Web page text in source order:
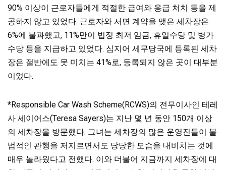
90% 이상이 근로자들에게 적절한 급여와 응급 처치 등을 제
공하지 않고 있었다. 근로자와 서면 계약을 맺은 세차장은
6%에 불과했고, 11%만이 법정 최저 임금, 휴일수당 및 병가
수당 등을 지급하고 있었다. 심지어 세무당국에 등록된 세차
장은 절반에도 못 미치는 41%로, 등록되지 않은 곳이 대부분
이었다.
*Responsible Car Wash Scheme(RCWS)의 전무이사인 테레
사 세이어스(Teresa Sayers)는 지난 몇 년 동안 150개 이상
의 세차장을 방문했다. 그녀는 세차장의 많은 운영진들이 불
법적인 관행을 저지르면서도 당당한 모습을 내비치는 것에
매우 놀라웠다고 전했다. 이와 더불어 지금까지 세차장에 대